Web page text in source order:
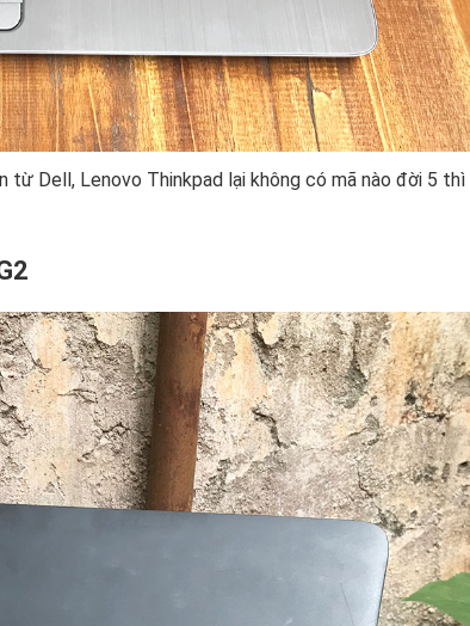
từ Dell, Lenovo Thinkpad lại không có mã nào đời 5 thì